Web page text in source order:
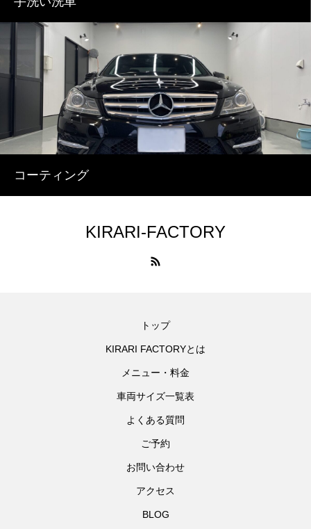
コーティング
KIRARI-FACTORY
トップ
KIRARI FACTORYとは
メニュー・料金
車両サイズ一覧表
よくある質問
ご予約
お問い合わせ
アクセス
BLOG